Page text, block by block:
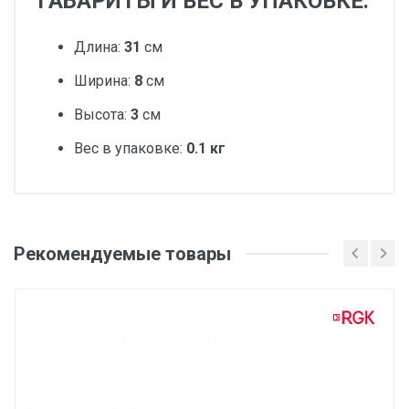
Длина: 31 см
Ширина: 8 см
Высота: 3 см
Вес в упаковке: 0.1 кг
Вес
Рекомендуемые товары